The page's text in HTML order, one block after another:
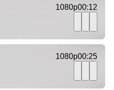
00:12
1080p
00:25
1080p